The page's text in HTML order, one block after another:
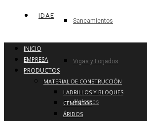
Saneamientos
Vigas y Forjados
Aislantes
IDAE
INICIO
EMPRESA
PRODUCTOS
MATERIAL DE CONSTRUCCIÓN
LADRILLOS Y BLOQUES
CEMENTOS
ÁRIDOS